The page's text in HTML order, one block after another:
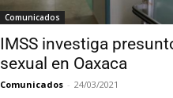
Comunicados
IMSS investiga
sexual en Oaxaca
Comunicados - 24/03/2021